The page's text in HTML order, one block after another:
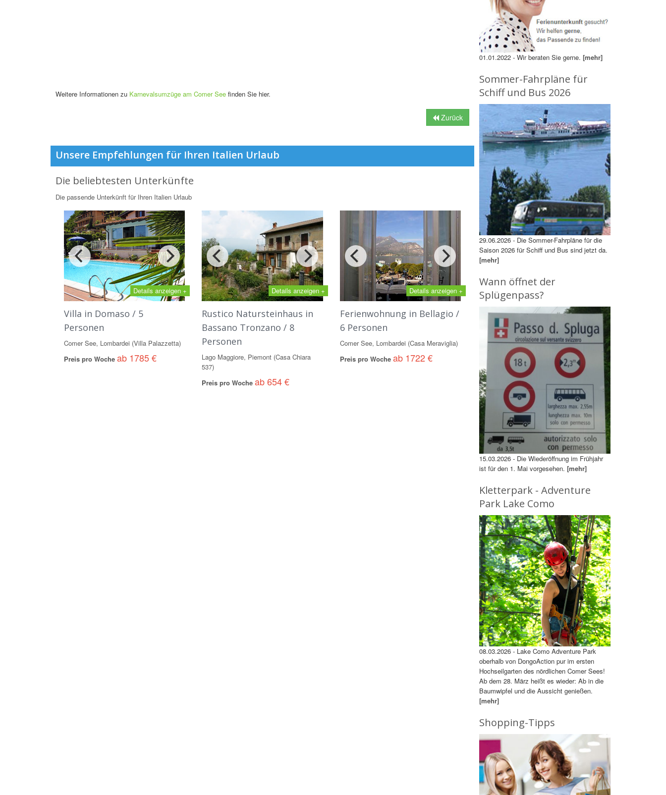
Weitere Informationen zu Karnevalsumzüge am Comer See finden Sie hier.
Zurück
Unsere Empfehlungen für Ihren Italien Urlaub
Die beliebtesten Unterkünfte
Die passende Unterkünft für Ihren Italien Urlaub
Details anzeigen +
Villa in Domaso / 5
Personen
Comer See, Lombardei (Villa Palazzetta)
Preis pro Woche ab 1785 €
Details anzeigen +
Rustico Natursteinhaus in
Bassano Tronzano / 8
Personen
Lago Maggiore, Piemont (Casa Chiara
537)
Preis pro Wocheab 654 €
Details anzeigen +
Ferienwohnung in Bellagio /
6 Personen
Comer See, Lombardei (Casa Meraviglia)
Preis pro Woche ab 1722 €
01.01.2022 - Wir beraten Sie gerne. [mehr]
Sommer-Fahrpläne für
Schiff und Bus 2026
29.06.2026 - Die Sommer-Fahrpläne für die
Saison 2026 für Schiff und Bus sind jetzt da.
[mehr]
Wann öffnet der
Splügenpass?
15.03.2026 - Die Wiederöffnung im Frühjahr
ist für den 1. Mai vorgesehen. [mehr]
Kletterpark - Adventure
Park Lake Como
08.03.2026 - Lake Como Adventure Park
oberhalb von DongoAction pur im ersten
Hochseilgarten des nördlichen Comer Sees!
Ab dem 28. März heißt es wieder: Ab in die
Baumwipfel und die Aussicht genießen.
[mehr]
Shopping-Tipps